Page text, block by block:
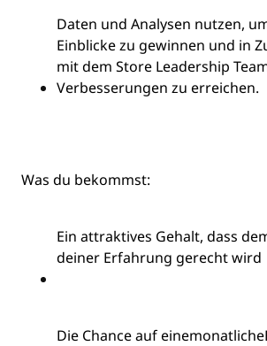
Daten und Analysen nutzen,
Einblicke zu gewinnen und in
mit dem Store Leadership
Verbesserungen zu erreichen.
Was du bekommst:
Ein attraktives Gehalt, dass
deiner Erfahrung gerecht wird
Die Chance auf einemonatliche